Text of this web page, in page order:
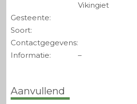
Vikingiet
Gesteente:
Soort:
Contactgegevens:
Informatie:
–
Aanvullend